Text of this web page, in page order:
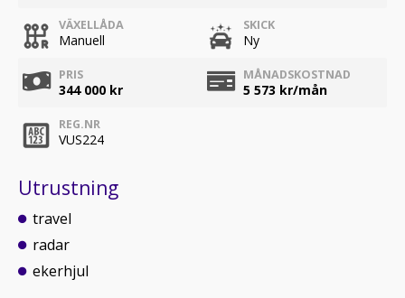
VÄXELLÅDA
Manuell
SKICK
Ny
PRIS
344 000 kr
MÅNADSKOSTNAD
5 573 kr/mån
REG.NR
VUS224
Utrustning
travel
radar
ekerhjul